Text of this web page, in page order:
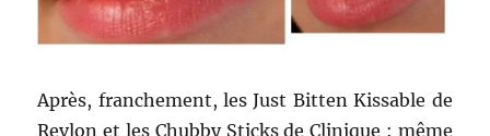
Après, franchement, les Just Bitten Kissable de
Revlon et les Chubby Sticks de Clinique : même